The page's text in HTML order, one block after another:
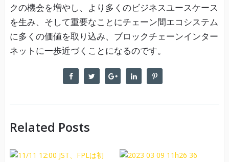
クの機会を増やし、より多くのビジネスユースケース
を生み、そして重要なことにチェーン間エコシステム
に多くの価値を取り込み、ブロックチェーンインター
ネットに一歩近づくことになるのです。
Related Posts